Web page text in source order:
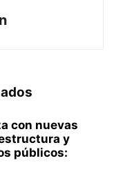
con nuevas
y
públicos: